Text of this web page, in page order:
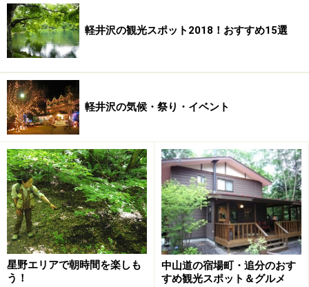
軽井沢の観光スポット2018！おすすめ15選
軽井沢の気候・祭り・イベント
星野エリアで朝時間を楽しも
う！
中山道の宿場町・追分のおす
すめ観光スポット＆グルメ